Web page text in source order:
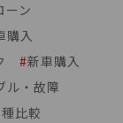
ーン
購入
#新車購入
ル・故障
比較